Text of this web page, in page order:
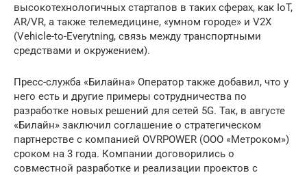
высокотехнологичных стартапов в таких сферах, как IoT,
AR/VR, а также телемедицине, «умном городе» и V2X
(Vehicle-to-Everytning, связь между транспортными
средствами и окружением).
Пресс-служба «Билайна» Оператор также добавил, что у
него есть и другие примеры сотрудничества по
разработке новых решений для сетей 5G. Так, в августе
«Билайн» заключил соглашение о стратегическом
партнерстве с компанией OVRPOWER (ООО «Метроком»)
сроком на 3 года. Компании договорились о
совместной разработке и реализации проектов с